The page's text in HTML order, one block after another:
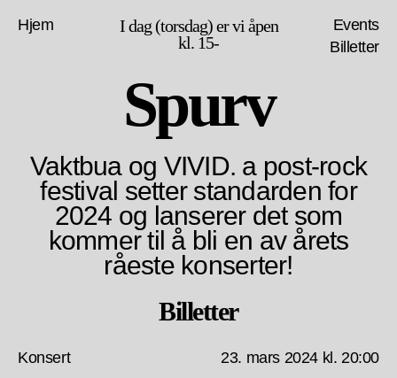
Hjem
I dag (torsdag) er vi åpen
kl. 15-
Events
Billetter
Spurv
Vaktbua og VIVID. a post-rock
festival setter standarden for
2024 og lanserer det som
kommer til å bli en av årets
råeste konserter!
Billetter
Konsert 23. mars 2024 kl. 20:00